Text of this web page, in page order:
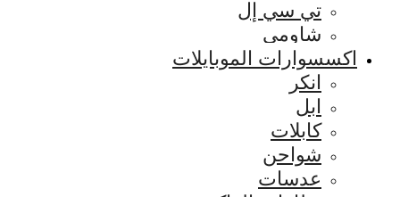
تي سي إل
شاومي
اكسسوارات الموبايلات
انكر
ابل
كابلات
شواحن
عدسات